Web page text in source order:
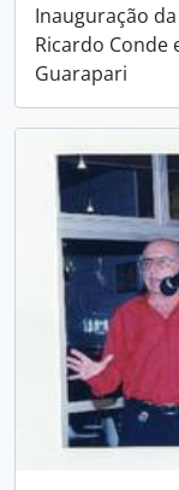
Inauguração
Ricardo Conde
Guarapari